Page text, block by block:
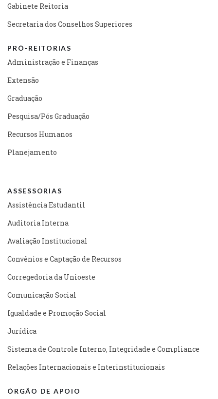
Gabinete Reitoria
Secretaria dos Conselhos Superiores
PRÓ-REITORIAS
Administração e Finanças
Extensão
Graduação
Pesquisa/Pós Graduação
Recursos Humanos
Planejamento
ASSESSORIAS
Assistência Estudantil
Auditoria Interna
Avaliação Institucional
Convênios e Captação de Recursos
Corregedoria da Unioeste
Comunicação Social
Igualdade e Promoção Social
Jurídica
Sistema de Controle Interno, Integridade e Compliance
Relações Internacionais e Interinstitucionais
ÓRGÃO DE APOIO